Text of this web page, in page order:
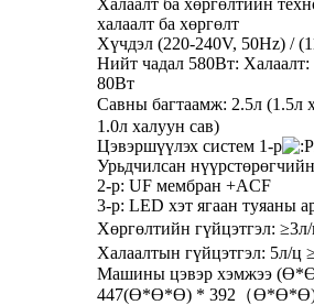
халаалт ба хөргөлт
Хүчдэл (220-240V, 50Hz) /
Нийт чадал 580Вт:
80Вт
Савны багтаамж: 2.5л (1.5л
1.0л халуун сав)
Цэвэршүүлэх систем 1-р
Урьдчилсан
2-р: UF мембран +ACF
3-р: LED хэт ягаан туяаны
Хөргөлтийн гүйцэтгэл:
Халаалтын гүйцэтгэл: 5л/ц
Машины цэвэр хэмжээ
447(Ө*Ө*Ө) * 392（